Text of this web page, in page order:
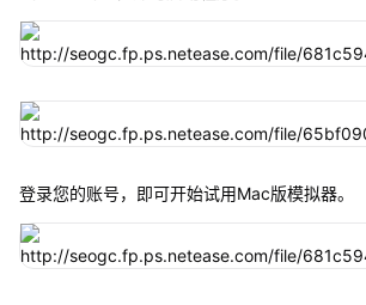
登录您的账号，即可开始试用Mac版模拟器。